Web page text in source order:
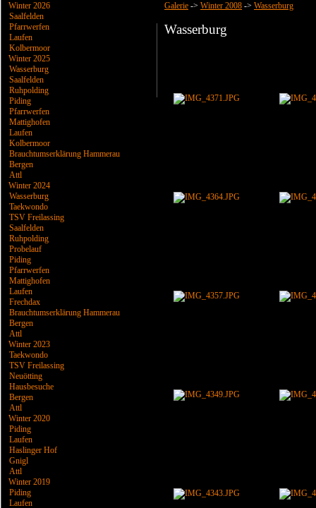
Winter 2026
Saalfelden
Pfarrwerfen
Laufen
Kolbermoor
Winter 2025
Wasserburg
Saalfelden
Ruhpolding
Piding
Pfarrwerfen
Mattighofen
Laufen
Kolbermoor
Brauchtumserklärung Hammerau
Bergen
Attl
Winter 2024
Wasserburg
Taekwondo
TSV Freilassing
Saalfelden
Ruhpolding
Probelauf
Piding
Pfarrwerfen
Mattighofen
Laufen
Frechdax
Brauchtumserklärung Hammerau
Bergen
Attl
Winter 2023
Taekwondo
TSV Freilassing
Neuötting
Hausbesuche
Bergen
Attl
Winter 2020
Piding
Laufen
Haslinger Hof
Gnigl
Attl
Winter 2019
Piding
Laufen
Galerie -> Winter 2008 -> Wasserburg
Wasserburg